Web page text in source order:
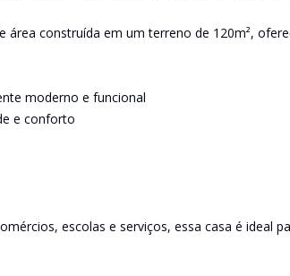
área construída em um terreno de 120m²,
moderno e funcional
e conforto
escolas e serviços, essa casa é ideal